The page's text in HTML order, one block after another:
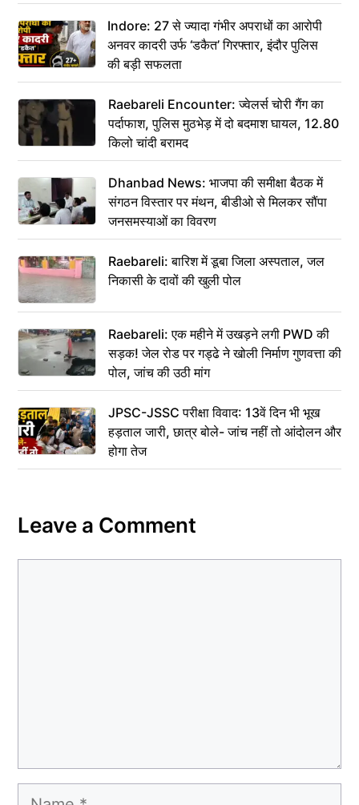
कहा– अंतिम संस्कार कर दीजिए हम नहीं आ पाएंगे
Indore: 27 से ज्यादा गंभीर अपराधों का आरोपी
अनवर कादरी उर्फ ‘डकैत’ गिरफ्तार, इंदौर पुलिस
की बड़ी सफलता
Raebareli Encounter: ज्वेलर्स चोरी गैंग का
पर्दाफाश, पुलिस मुठभेड़ में दो बदमाश घायल, 12.80
किलो चांदी बरामद
Dhanbad News: भाजपा की समीक्षा बैठक में
संगठन विस्तार पर मंथन, बीडीओ से मिलकर सौंपा
जनसमस्याओं का विवरण
Raebareli: बारिश में डूबा जिला अस्पताल, जल
निकासी के दावों की खुली पोल
Raebareli: एक महीने में उखड़ने लगी PWD की
सड़क! जेल रोड पर गड्ढे ने खोली निर्माण गुणवत्ता की
पोल, जांच की उठी मांग
JPSC-JSSC परीक्षा विवाद: 13वें दिन भी भूख
हड़ताल जारी, छात्र बोले- जांच नहीं तो आंदोलन और
होगा तेज
Leave a Comment
Name